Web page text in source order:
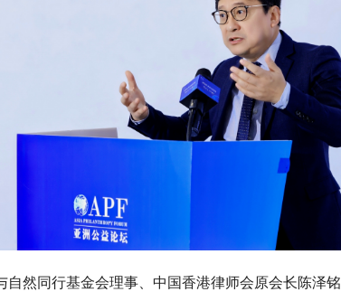
自然同行基金会理事、中国香港律师会原会长陈泽